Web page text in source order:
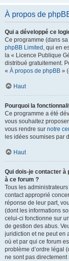
À propos de
Qui a développé ce
Ce programme (dans
phpBB Limited , qui en
la « Licence Publique
distribué gratuitement.
« À propos de phpBB »
Haut
Pourquoi la
Ce programme a été
vous souhaitez
vous rendre sur notre
les idées soumises par
Haut
Qui dois-je contacter à
à ce forum ?
Tous les
contact approprié
réponse de leur part,
(dont les informations
celui-ci fonctionne sur
de gestion des abus.
juridiction et ne peut en
où et par qui ce forum
problème d’ordre légal
ne sont pas